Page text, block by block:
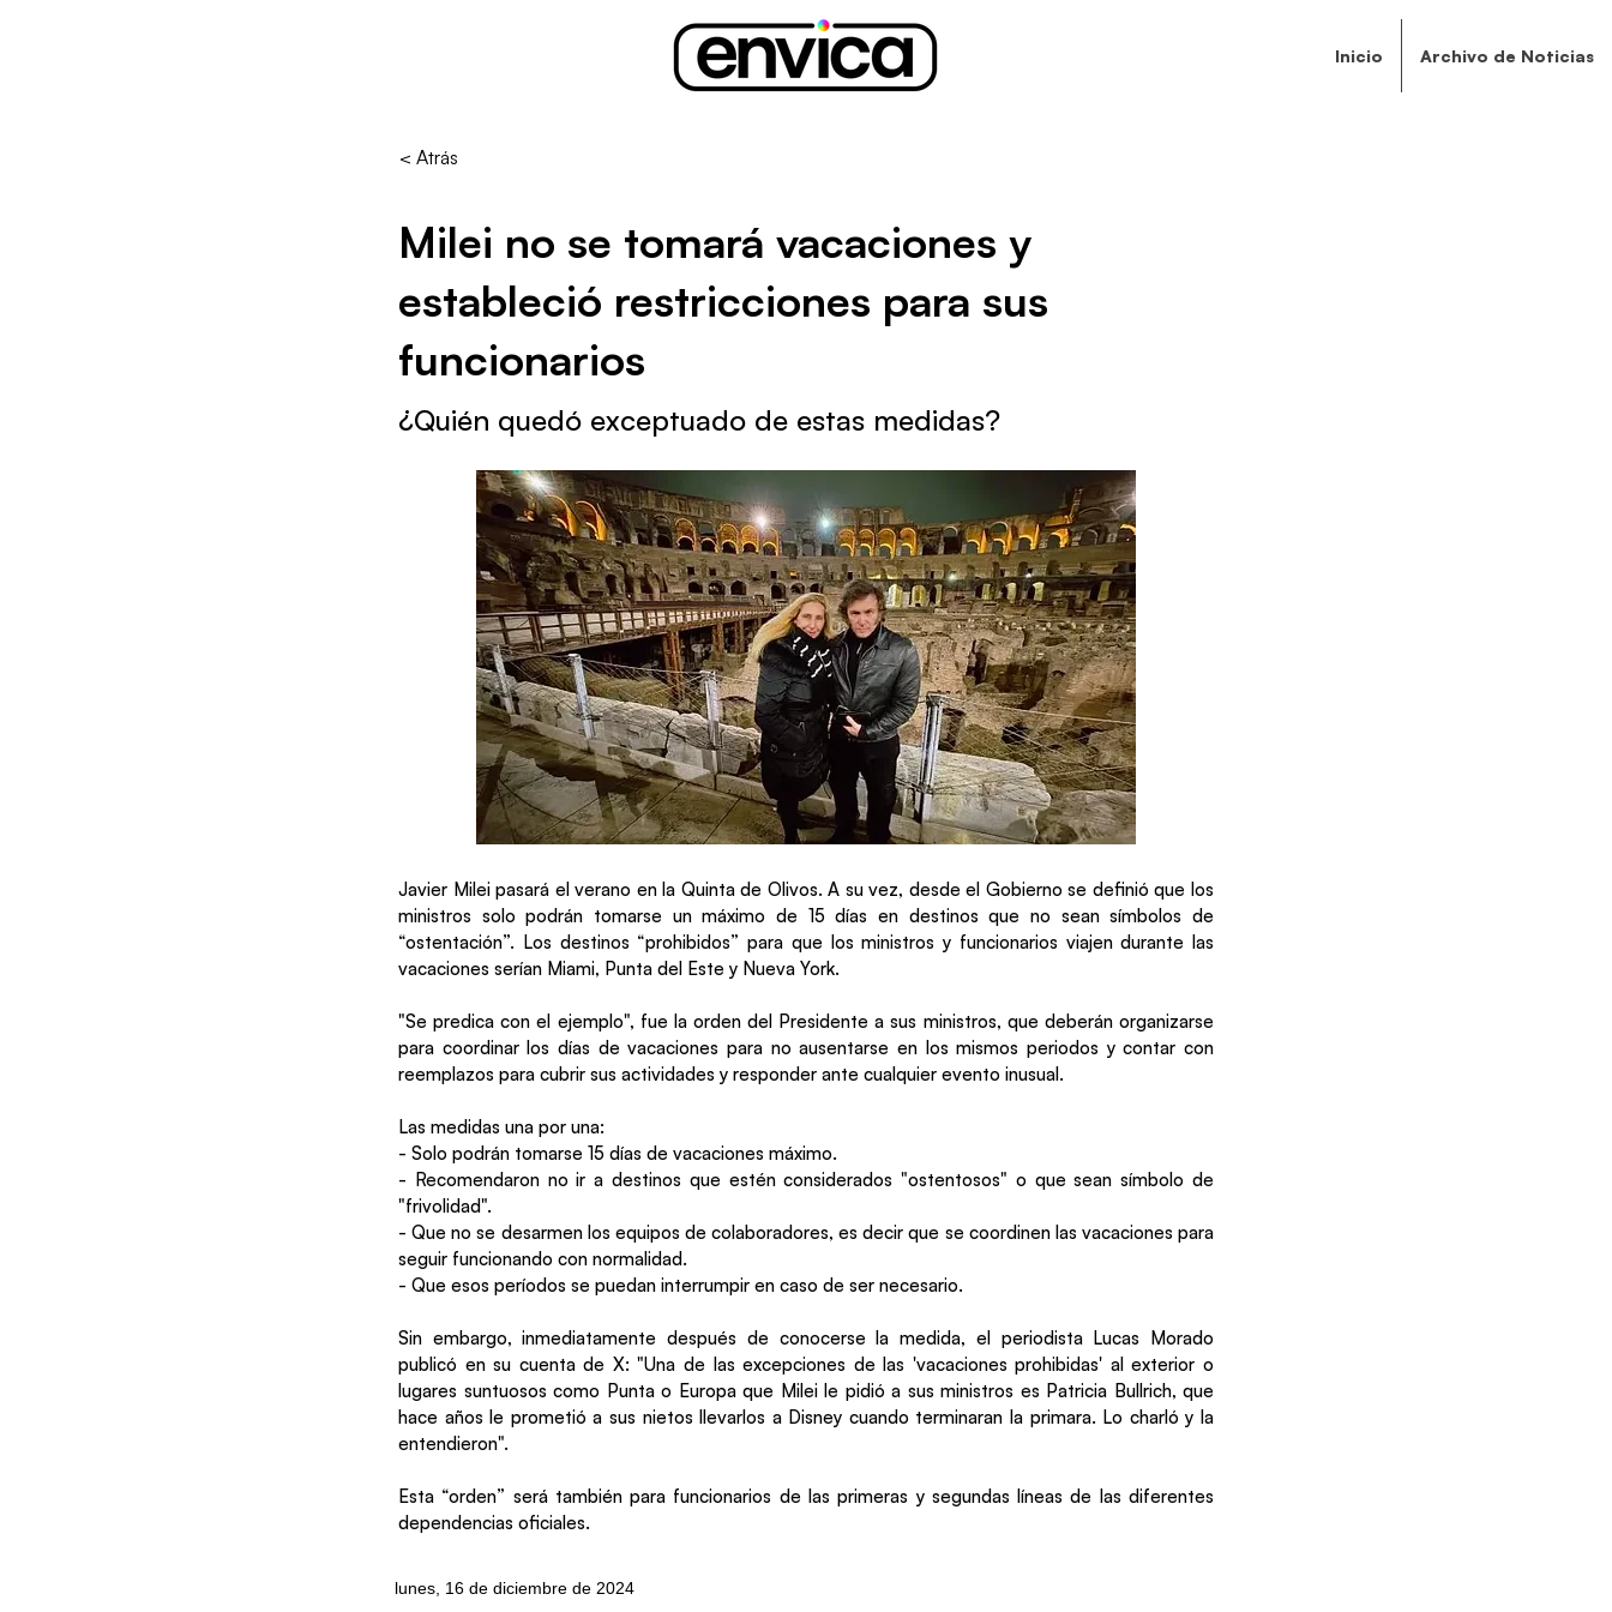
Inicio Archivo de Noticias
< Atrás
Milei no se tomará vacaciones y
estableció restricciones para sus
funcionarios
¿Quién quedó exceptuado de estas medidas?
Javier Milei pasará el verano en la Quinta de Olivos. A su vez, desde el Gobierno se definió que los
ministros solo podrán tomarse un máximo de 15 días en destinos que no sean símbolos de
“ostentación”. Los destinos “prohibidos” para que los ministros y funcionarios viajen durante las
vacaciones serían Miami, Punta del Este y Nueva York.
"Se predica con el ejemplo", fue la orden del Presidente a sus ministros, que deberán organizarse
para coordinar los días de vacaciones para no ausentarse en los mismos periodos y contar con
reemplazos para cubrir sus actividades y responder ante cualquier evento inusual.
Las medidas una por una:
- Solo podrán tomarse 15 días de vacaciones máximo.
- Recomendaron no ir a destinos que estén considerados "ostentosos" o que sean símbolo de
"frivolidad".
- Que no se desarmen los equipos de colaboradores, es decir que se coordinen las vacaciones para
seguir funcionando con normalidad.
- Que esos períodos se puedan interrumpir en caso de ser necesario.
Sin embargo, inmediatamente después de conocerse la medida, el periodista Lucas Morado
publicó en su cuenta de X: "Una de las excepciones de las 'vacaciones prohibidas' al exterior o
lugares suntuosos como Punta o Europa que Milei le pidió a sus ministros es Patricia Bullrich, que
hace años le prometió a sus nietos llevarlos a Disney cuando terminaran la primara. Lo charló y la
entendieron".
Esta “orden” será también para funcionarios de las primeras y segundas líneas de las diferentes
dependencias oficiales.
lunes, 16 de diciembre de 2024